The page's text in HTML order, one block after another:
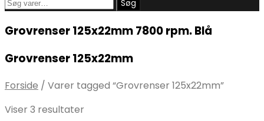
Søg
Grovrenser 125x22mm 7800 rpm. Blå
Grovrenser 125x22mm
Forside / Varer tagged “Grovrenser 125x22mm”
Viser 3 resultater